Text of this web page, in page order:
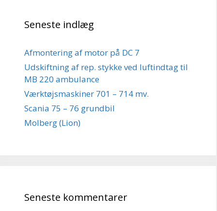
Seneste indlæg
Afmontering af motor på DC 7
Udskiftning af rep. stykke ved luftindtag til
MB 220 ambulance
Værktøjsmaskiner 701 – 714 mv.
Scania 75 – 76 grundbil
Molberg (Lion)
Seneste kommentarer